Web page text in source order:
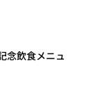
念飲食メニュ